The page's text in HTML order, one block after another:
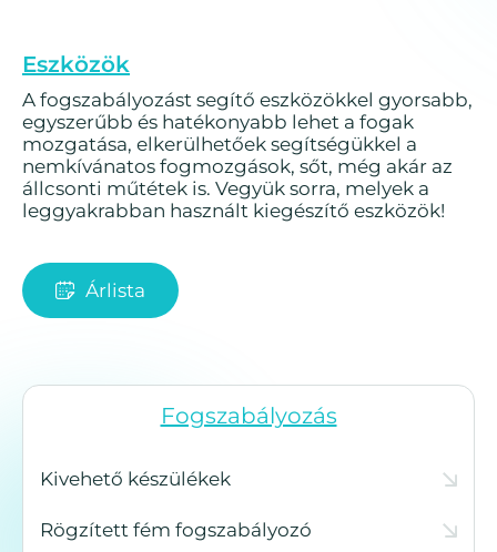
Fogszabályozás
Kivehető készülékek
Rögzített fém fogszabályozó
Eszközök
A fogszabályozást segítő eszközökkel gyorsabb,
egyszerűbb és hatékonyabb lehet a fogak
mozgatása, elkerülhetőek segítségükkel a
nemkívánatos fogmozgások, sőt, még akár az
állcsonti műtétek is. Vegyük sorra, melyek a
leggyakrabban használt kiegészítő eszközök!
Árlista